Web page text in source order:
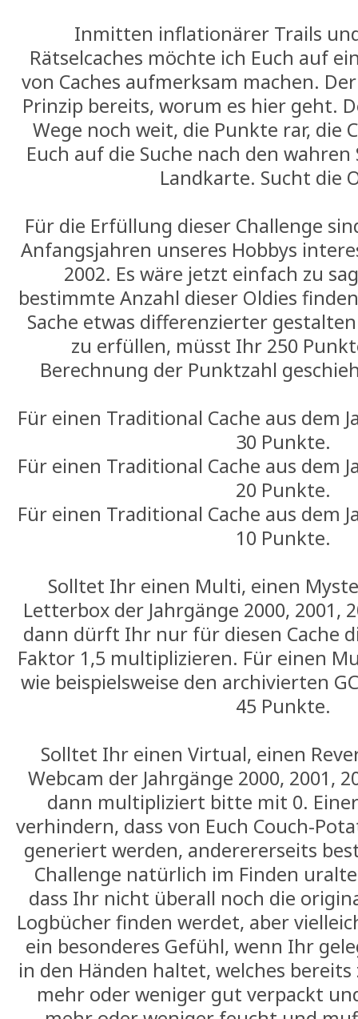
Inmitten inflationärer Trails
Rätselcaches möchte ich Euch auf
von Caches aufmerksam machen.
Prinzip bereits, worum es hier geht.
Wege noch weit, die Punkte rar, die
Euch auf die Suche nach den wahren
Landkarte. Sucht die
Für die Erfüllung dieser Challenge
Anfangsjahren unseres Hobbys
2002. Es wäre jetzt einfach zu
bestimmte Anzahl dieser Oldies
Sache etwas differenzierter
zu erfüllen, müsst Ihr 250
Berechnung der Punktzahl
Für einen Traditional Cache aus dem
30 Punkte.
Für einen Traditional Cache aus dem
20 Punkte.
Für einen Traditional Cache aus dem
10 Punkte.
Solltet Ihr einen Multi, einen
Letterbox der Jahrgänge 2000, 2001,
dann dürft Ihr nur für diesen Cache
Faktor 1,5 multiplizieren. Für einen
wie beispielsweise den archivierten
45 Punkte.
Solltet Ihr einen Virtual, einen
Webcam der Jahrgänge 2000, 2001,
dann multipliziert bitte mit 0.
verhindern, dass von Euch Couch-
generiert werden, anderererseits
Challenge natürlich im Finden
dass Ihr nicht überall noch die
Logbücher finden werdet, aber
ein besonderes Gefühl, wenn Ihr
in den Händen haltet, welches
mehr oder weniger gut verpackt